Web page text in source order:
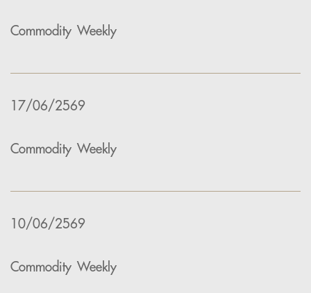
Commodity Weekly
17/06/2569
Commodity Weekly
10/06/2569
Commodity Weekly